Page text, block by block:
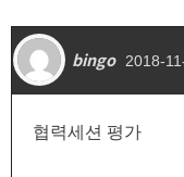
bingo 2018-
협력세션 평가